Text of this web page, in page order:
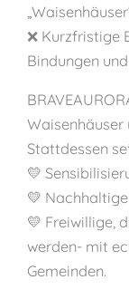
❌ Kurzfristige
Bindungen
Waisenhäuser
Stattdessen
💛
💛
💛 Freiwillige,
werden- mit
Gemeinden.